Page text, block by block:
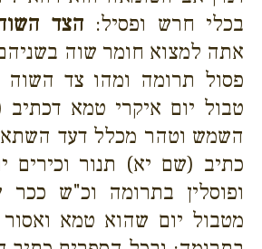
בכלי חרש ופסיל: הצד
אתה למצוא חומר שוה
פסול תרומה ומהו צד השוה
טבול יום איקרי טמא דכתיב
השמש וטהר מכלל דעד
כתיב (שם יא) תנור וכירים
ופוסלין בתרומה וכ"ש ככר
מטבול יום שהוא טמא ואסור